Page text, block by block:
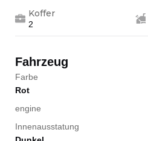
Koffer
2
Fahrzeug
Farbe
Rot
engine
Innenausstatung